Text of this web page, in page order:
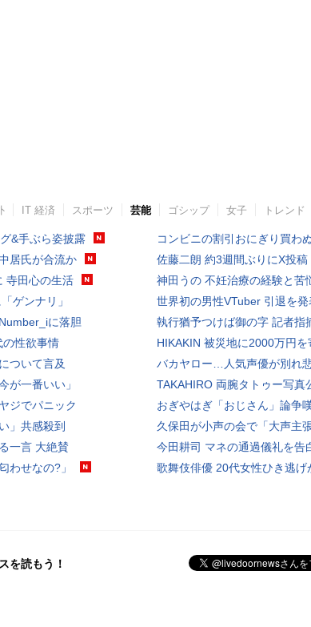
IT 経済 スポーツ 芸能 ゴシップ 女子 トレンド
&手ぶら姿披露
居氏が合流か
寺田心の生活
ゲンナリ」
に落胆
の性欲事情
ついて言及
が一番いい」
ジでパニック
」共感殺到
一言 大絶賛
わせなの?」
コンビニの割引おにぎり買わ
佐藤二朗 約3週間ぶりにX投稿
神田うの 不妊治療の経験と苦
世界初の男性VTuber 引退を発
執行猶予つけば御の字 記者指
HIKAKIN 被災地に2000万円を
バカヤロー…人気声優が別れ
TAKAHIRO 両腕タトゥー写真
おぎやはぎ「おじさん」論争
久保田が小声の会で「大声主張
今田耕司 マネの通過儀礼を告
歌舞伎俳優 20代女性ひき逃げ
を読もう！